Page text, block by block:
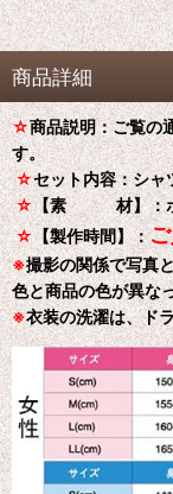
商品詳細
☆商品説明：ご覧の
す。
☆セット内容：シャ
☆【素 材】：ポ
☆【製作時間】：
※撮影の関係で写真
色と商品の色が異な
※衣装の洗濯は、ド